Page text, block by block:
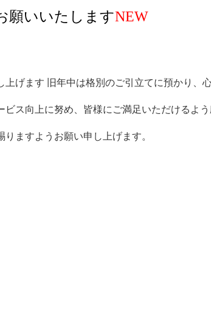
願いいたしますNEW
げます 旧年中は格別のご引立てに預かり、
ビス向上に努め、皆様にご満足いただけるよう
ますようお願い申し上げます。